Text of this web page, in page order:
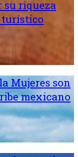
su riqueza
Mujeres son
mexicano